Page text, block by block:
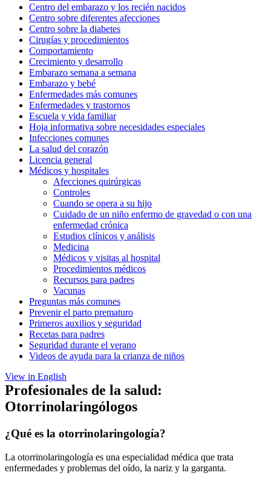
Centro del embarazo y los recién nacidos
Centro sobre diferentes afecciones
Centro sobre la diabetes
Cirugías y procedimientos
Comportamiento
Crecimiento y desarrollo
Embarazo semana a semana
Embarazo y bebé
Enfermedades más comunes
Enfermedades y trastornos
Escuela y vida familiar
Hoja informativa sobre necesidades especiales
Infecciones comunes
La salud del corazón
Licencia general
Médicos y hospitales
Afecciones quirúrgicas
Controles
Cuando se opera a su hijo
Cuidado de un niño enfermo de gravedad o con una
enfermedad crónica
Estudios clínicos y análisis
Medicina
Médicos y visitas al hospital
Procedimientos médicos
Recursos para padres
Vacunas
Preguntas más comunes
Prevenir el parto prematuro
Primeros auxilios y seguridad
Recetas para padres
Seguridad durante el verano
Videos de ayuda para la crianza de niños
View in English
Profesionales de la salud:
Otorrinolaringólogos
¿Qué es la otorrinolaringología?
La otorrinolaringología es una especialidad médica que trata
enfermedades y problemas del oído, la nariz y la garganta.